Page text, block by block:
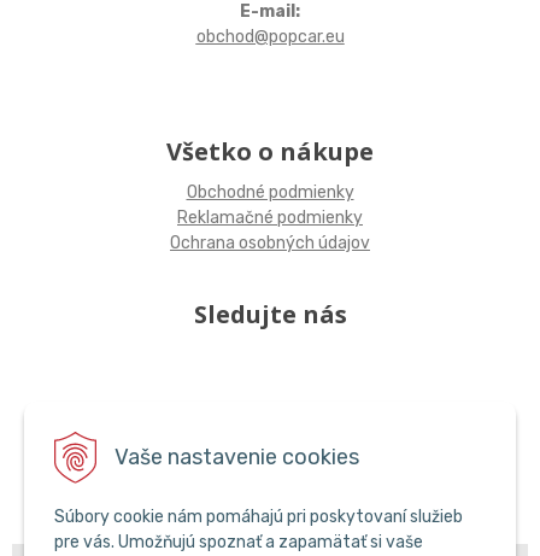
Vaše nastavenie cookies
Súbory cookie nám pomáhajú pri poskytovaní služieb
pre vás. Umožňujú spoznať a zapamätať si vaše
E-mail:
obchod@popcar.eu
Všetko o nákupe
Obchodné podmienky
Reklamačné podmienky
Ochrana osobných údajov
Sledujte nás